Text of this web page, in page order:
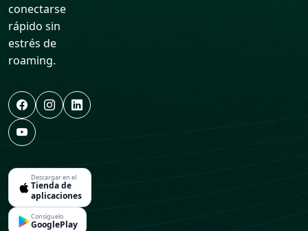
conectarse
rápido sin
estrés de
roaming.
Descargar en el
Tienda de
aplicaciones
Consíguelo
GooglePlay